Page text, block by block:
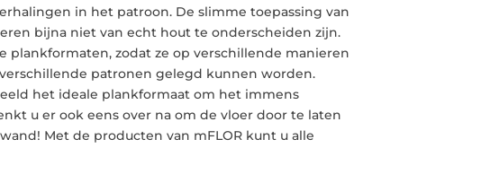
in het patroon. De slimme toepassing van
bijna niet van echt hout te onderscheiden zijn.
plankformaten, zodat ze op verschillende manieren
patronen gelegd kunnen worden.
het ideale plankformaat om het immens
u er ook eens over na om de vloer door te laten
Met de producten van mFLOR kunt u alle